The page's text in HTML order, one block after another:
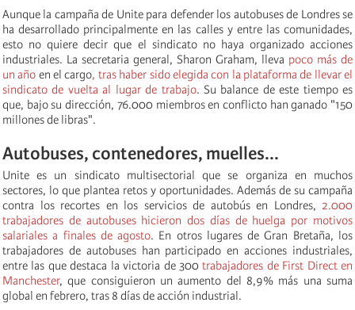
Aunque la campaña de Unite para defender los autobuses de Londres se
ha desarrollado principalmente en las calles y entre las comunidades,
esto no quiere decir que el sindicato no haya organizado acciones
industriales. La secretaria general, Sharon Graham, lleva poco más de
un año en el cargo, tras haber sido elegida con la plataforma de llevar el
sindicato de vuelta al lugar de trabajo. Su balance de este tiempo es
que, bajo su dirección, 76.000 miembros en conflicto han ganado "150
millones de libras".
Autobuses, contenedores, muelles...
Unite es un sindicato multisectorial que se organiza en muchos
sectores, lo que plantea retos y oportunidades. Además de su campaña
contra los recortes en los servicios de autobús en Londres, 2.000
trabajadores de autobuses hicieron dos días de huelga por motivos
salariales a finales de agosto. En otros lugares de Gran Bretaña, los
trabajadores de autobuses han participado en acciones industriales,
entre las que destaca la victoria de 300trabajadores de First Direct en
Manchester, que consiguieron un aumento del 8,9% más una suma
global en febrero, tras 8 días de acción industrial.